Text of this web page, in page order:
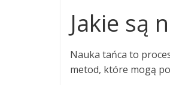
Jakie są
Nauka tańca to
metod, które mogą